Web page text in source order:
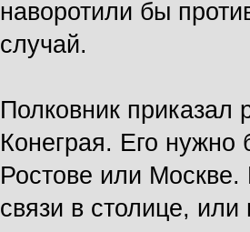
наворотили бы
случай.
Полковник
Конеграя. Его
Ростове или Москве.
связи в столице, или